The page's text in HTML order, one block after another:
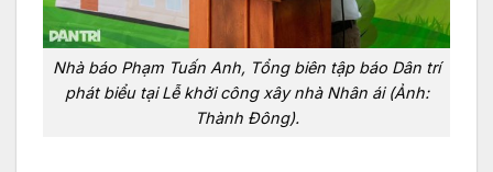
Nhà báo Phạm Tuấn Anh, Tổng biên tập báo Dân trí
phát biểu tại Lễ khởi công xây nhà Nhân ái (Ảnh:
Thành Đông).